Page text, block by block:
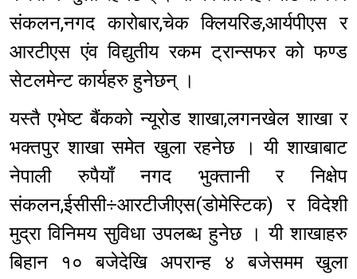
संकलन,नगद कारोबार,चेक क्लियरिङ,आर्यपीएस र
आरटीएस एंव विद्युतीय रकम ट्रान्सफर को फण्ड
सेटलमेन्ट कार्यहरु हुनेछन् ।
यस्तै एभेष्ट बैंकको न्यूरोड शाखा,लगनखेल शाखा र
भक्तपुर शाखा समेत खुला रहनेछ । यी शाखाबाट
नेपाली रुपैयाँ नगद भुक्तानी र निक्षेप
संकलन,ईसीसी÷आरटीजीएस(डोमेस्टिक) र विदेशी
मुद्रा विनिमय सुविधा उपलब्ध हुनेछ । यी शाखाहरु
बिहान १० बजेदेखि अपरान्ह ४ बजेसमम खुला